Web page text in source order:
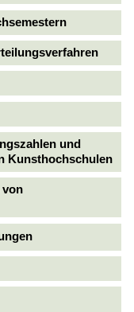
und
Kunsthochschulen
von